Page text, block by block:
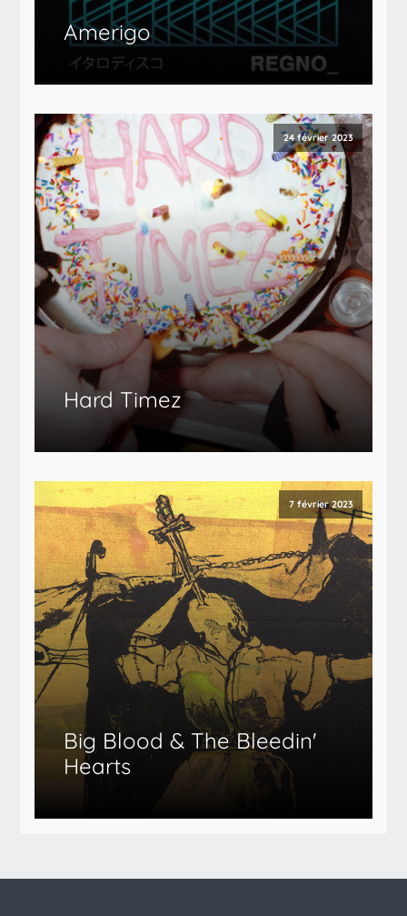
Amerigo
24 février 2023
Hard Timez
7 février 2023
Big Blood & The Bleedin'
Hearts